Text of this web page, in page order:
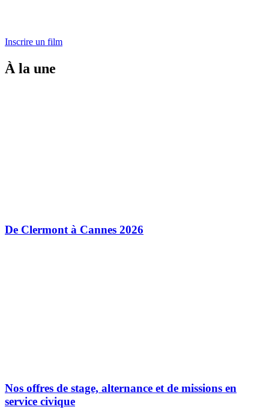
Inscrire un film
À la une
De Clermont à Cannes 2026
Nos offres de stage, alternance et de missions en
service civique